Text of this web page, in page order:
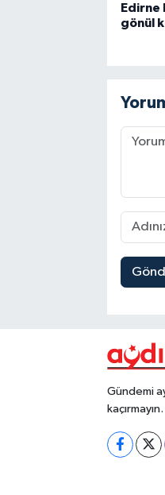
Edirne
gönül
Gündemi